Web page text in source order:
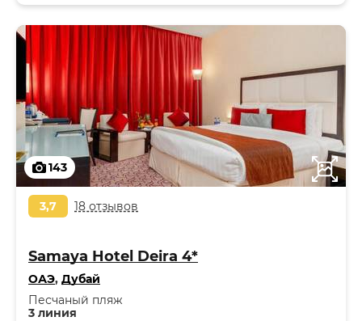
143
3,7 18 отзывов
Samaya Hotel Deira 4*
ОАЭ, Дубай
3 линия
Песчаный пляж